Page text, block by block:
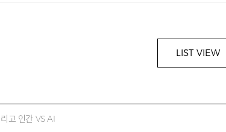
LIST VIEW
고 인간 VS AI